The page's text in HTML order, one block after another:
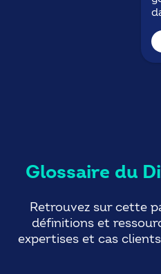
Glossaire du
Retrouvez sur cette
définitions et
expertises et cas